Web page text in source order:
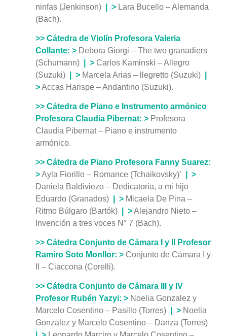
ninfas (Jenkinson)
| > Lara Bucello – Alemanda
(Bach).
>> Cátedra de Violín Profesora Valeria
Collante: > Debora Giorgi – The two granadiers
(Schumann)
> Carlos Kaminski – Allegro
(Suzuki)
> Marcela Arias – llegretto (Suzuki)
>Accas Harispe – Andantino (Suzuki).
>> Cátedra de Piano e Instrumento armónico
Profesora Claudia Pibernat: > Profesora
Claudia Pibernat – Piano e instrumento
armónico.
>> Cátedra de Piano Profesora Fanny Suarez:
>Ayla Fiorillo – Romance (Tchaikovsky)’
>
Daniela Baldiviezo – Dedicatoria, a mi hijo
Eduardo (Granados)
> Micaela De Pina –
Ritmo Búlgaro (Bartók)
>Alejandro Nieto –
Invención a tres voces N° 7 (Bach).
>> Cátedra Conjunto de Cámara I y II Profesor
Ramiro Soto Monllor: > Conjunto de Cámara I y
II – Ciaccona (Corelli).
>> Cátedra Conjunto de Cámara III y IV
Profesor Rubén Yazyi: > Noelia Gonzalez y
Marcelo Cosentino – Pasillo (Torres)
> Noelia
Gonzalez y Marcelo Cosentino – Danza (Torres)